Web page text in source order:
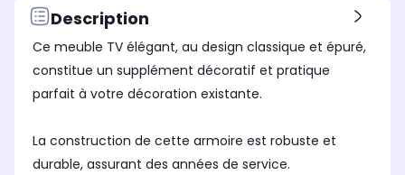
Description
Ce meuble TV élégant, au design classique et épuré,
constitue un supplément décoratif et pratique
parfait à votre décoration existante.
La construction de cette armoire est robuste et
durable, assurant des années de service.